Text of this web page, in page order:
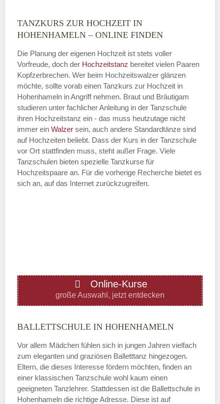
Montag
—
ÖFFNUNGSZEITEN HINZUFÜGEN
Dienstag
—
ÖFFNUNGSZEITEN HINZUFÜGEN
Donnerstag
—
ÖFFNUNGSZEITEN HINZUFÜGEN
Freitag
TANZKURS ZUR HOCHZEIT IN
HOHENHAMELN – ONLINE FINDEN
Die Planung der eigenen Hochzeit ist stets voller
Vorfreude, doch der Hochzeitstanz bereitet vielen Paaren
Kopfzerbrechen. Wer beim Hochzeitswalzer glänzen
möchte, sollte vorab einen Tanzkurs zur Hochzeit in
Hohenhameln in Angriff nehmen. Braut und Bräutigam
studieren unter fachlicher Anleitung in der Tanzschule
ihren Hochzeitstanz ein - das muss heutzutage nicht
immer ein Walzer sein, auch andere Standardtänze sind
auf Hochzeiten beliebt. Dass der Kurs in der Tanzschule
vor Ort stattfinden muss, steht außer Frage. Viele
Tanzschulen bieten spezielle Tanzkurse für
Hochzeitspaare an. Für die vorherige Recherche bietet es
sich an, auf das Internet zurückzugreifen.
Online-Kurse
große Auswahl, jetzt entdecken
BALLETTSCHULE IN HOHENHAMELN
Vor allem Mädchen fühlen sich in jungen Jahren vielfach
zum eleganten und graziösen Balletttanz hingezogen.
Eltern, die dieses Interesse fördern möchten, finden an
einer klassischen Tanzschule wohl kaum einen
geeigneten Tanzlehrer. Stattdessen ist die Ballettschule in
Hohenhameln die richtige Adresse. Diese ist auf